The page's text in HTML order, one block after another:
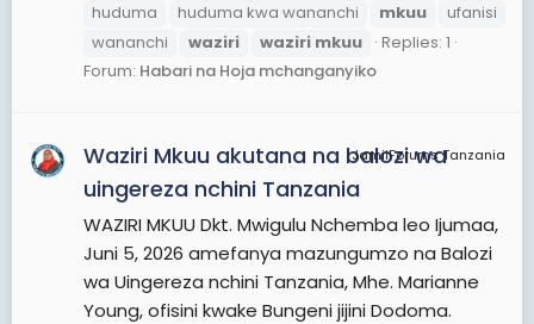
huduma
huduma kwa wananchi mkuu
ufanisi
wananchi
waziri waziri mkuu
Replies: 1
Forum: Habari na Hoja mchanganyiko
JamiiForums Tanzania
Waziri Mkuu akutana na balozi wa
uingereza nchini Tanzania
WAZIRI MKUU Dkt. Mwigulu Nchemba leo Ijumaa,
Juni 5, 2026 amefanya mazungumzo na Balozi
wa Uingereza nchini Tanzania, Mhe. Marianne
Young, ofisini kwake Bungeni jijini Dodoma.